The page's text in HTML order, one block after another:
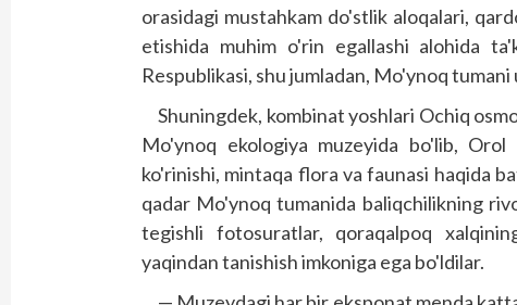
orasidagi mustahkam do'stlik aloqalari,
etishida muhim o'rin egallashi alohida
Respublikasi, shu jumladan, Mo'ynoq
Shuningdek, kombinat yoshlari Ochiq
Mo'ynoq ekologiya muzeyida bo'lib,
ko'rinishi, mintaqa flora va faunasi haqida
qadar Mo'ynoq tumanida baliqchilikning
tegishli fotosuratlar, qoraqalpoq
yaqindan tanishish imkoniga ega bo'ldilar.